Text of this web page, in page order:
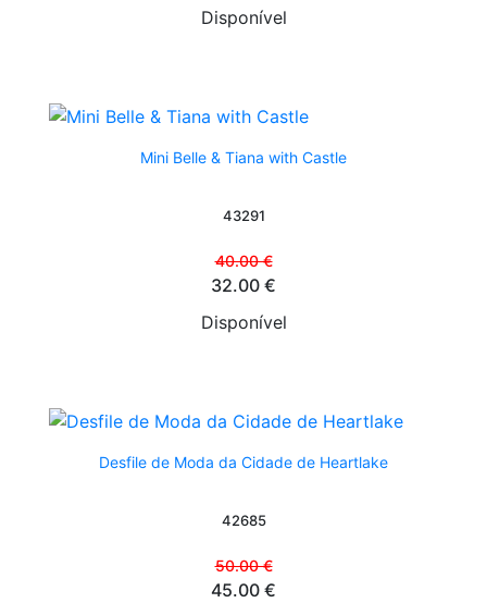
Disponível
Mini Belle & Tiana with Castle
43291
40.00 €
32.00 €
Disponível
Desfile de Moda da Cidade de Heartlake
42685
50.00 €
45.00 €